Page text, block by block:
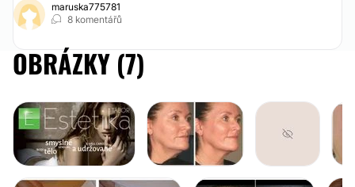
maruska775781
8 komentářů
OBRÁZKY (7)